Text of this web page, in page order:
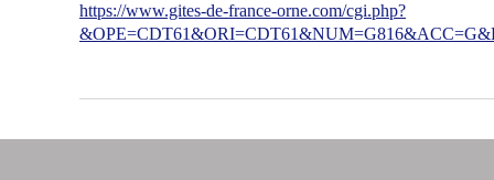
https://www.gites-de-france-orne.com/cgi.php?